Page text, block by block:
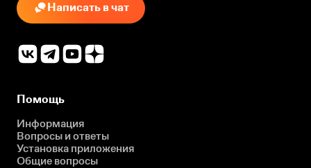
Написать в чат
Помощь
Информация
Вопросы и ответы
Установка приложения
Общие вопросы